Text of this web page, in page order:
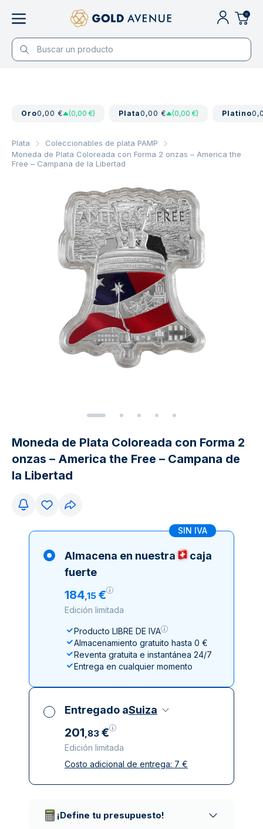
0
Oro0,00 € (0,00 €) Plata0,00 € (0,00 €) Platino
Plata
Coleccionables de plata PAMP
Moneda de Plata Coloreada con Forma 2 onzas – America the
Free – Campana de la Libertad
Moneda de Plata Coloreada con Forma 2
onzas – America the Free – Campana de
la Libertad
SIN IVA
Almacena en nuestra
caja
fuerte
184,15 €
Edición limitada
Producto LIBRE DE IVA
Almacenamiento gratuito hasta 0 €
Reventa gratuita e instantánea 24/7
Entrega en cualquier momento
Entregado aSuiza
201,83 €
Edición limitada
Impuestos incluidos
Costo adicional de entrega: 7 €
¡Define tu presupuesto!